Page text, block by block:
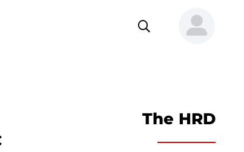
The HRD